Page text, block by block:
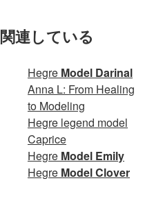
関連している
Hegre Model Darinal
Anna L: From Healing
to Modeling
Hegre legend model
Caprice
Hegre Model Emily
Hegre Model Clover